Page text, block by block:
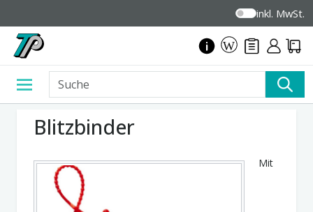
inkl. MwSt.
Blitzbinder
Mit